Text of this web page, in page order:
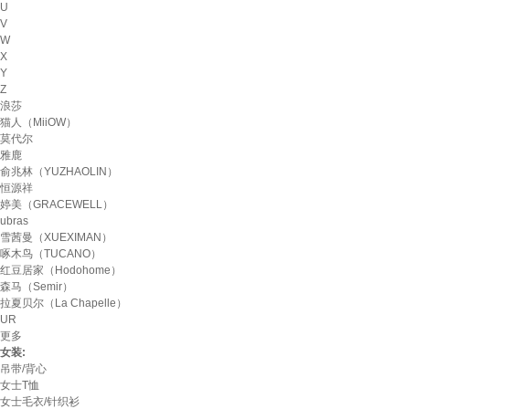
U
V
W
X
Y
Z
浪莎
猫人（MiiOW）
莫代尔
雅鹿
俞兆林（YUZHAOLIN）
恒源祥
婷美（GRACEWELL）
ubras
雪茜曼（XUEXIMAN）
啄木鸟（TUCANO）
红豆居家（Hodohome）
森马（Semir）
拉夏贝尔（La Chapelle）
UR
更多
女装:
吊带/背心
女士T恤
女士毛衣/针织衫